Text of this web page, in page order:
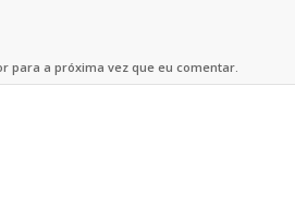
para a próxima vez que eu comentar.